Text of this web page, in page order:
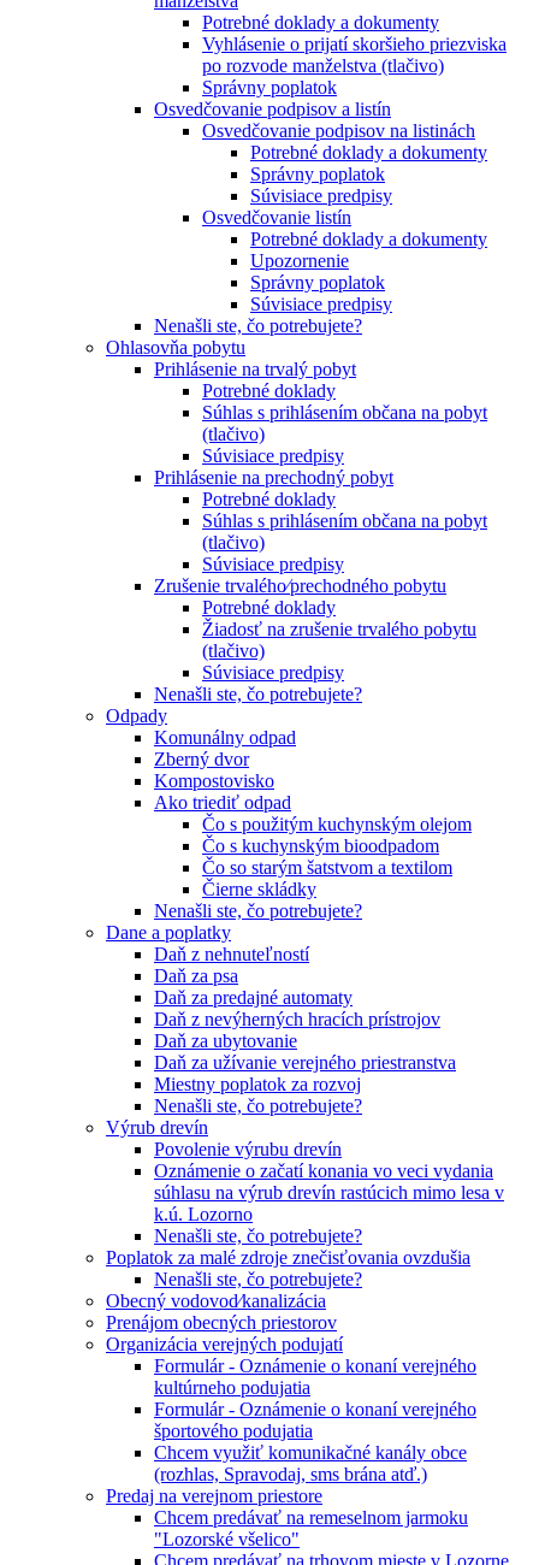
Potrebné doklady a dokumenty
Vyhlásenie o prijatí skoršieho priezviska
po rozvode manželstva (tlačivo)
Správny poplatok
Osvedčovanie podpisov a listín
Osvedčovanie podpisov na listinách
Potrebné doklady a dokumenty
Správny poplatok
Súvisiace predpisy
Osvedčovanie listín
Potrebné doklady a dokumenty
Upozornenie
Správny poplatok
Súvisiace predpisy
Nenašli ste, čo potrebujete?
Ohlasovňa pobytu
Prihlásenie na trvalý pobyt
Potrebné doklady
Súhlas s prihlásením občana na pobyt
(tlačivo)
Súvisiace predpisy
Prihlásenie na prechodný pobyt
Potrebné doklady
Súhlas s prihlásením občana na pobyt
(tlačivo)
Súvisiace predpisy
Zrušenie trvalého⁄prechodného pobytu
Potrebné doklady
Žiadosť na zrušenie trvalého pobytu
(tlačivo)
Súvisiace predpisy
Nenašli ste, čo potrebujete?
Odpady
Komunálny odpad
Zberný dvor
Kompostovisko
Ako triediť odpad
Čo s použitým kuchynským olejom
Čo s kuchynským bioodpadom
Čo so starým šatstvom a textilom
Čierne skládky
Nenašli ste, čo potrebujete?
Dane a poplatky
Daň z nehnuteľností
Daň za psa
Daň za predajné automaty
Daň z nevýherných hracích prístrojov
Daň za ubytovanie
Daň za užívanie verejného priestranstva
Miestny poplatok za rozvoj
Nenašli ste, čo potrebujete?
Výrub drevín
Povolenie výrubu drevín
Oznámenie o začatí konania vo veci vydania
súhlasu na výrub drevín rastúcich mimo lesa v
k.ú. Lozorno
Nenašli ste, čo potrebujete?
Poplatok za malé zdroje znečisťovania ovzdušia
Nenašli ste, čo potrebujete?
Obecný vodovod⁄kanalizácia
Prenájom obecných priestorov
Organizácia verejných podujatí
Formulár - Oznámenie o konaní verejného
kultúrneho podujatia
Formulár - Oznámenie o konaní verejného
športového podujatia
Chcem využiť komunikačné kanály obce
(rozhlas, Spravodaj, sms brána atď.)
Predaj na verejnom priestore
Chcem predávať na remeselnom jarmoku
"Lozorské všelico"
Chcem predávať na trhovom mieste v Lozorne